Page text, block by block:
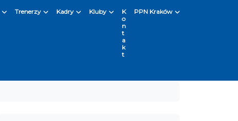
Trenerzy Kadry Kluby
K
o
n
t
a
k
t
PPN Kraków